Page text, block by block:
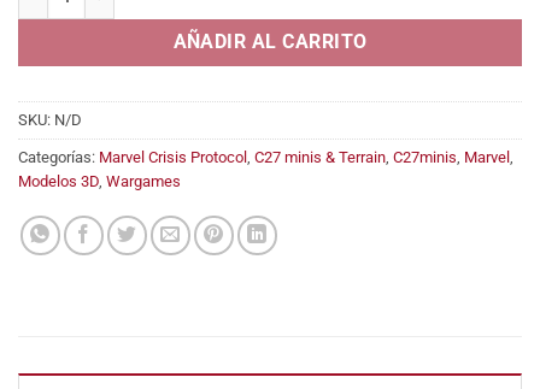
12,95€
AÑADIR AL CARRITO
SKU: N/D
Categorías: Marvel Crisis Protocol , C27 minis & Terrain, C27minis, Marvel ,
Modelos 3D, Wargames